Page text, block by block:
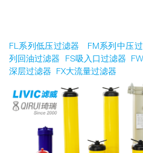
FL系列低压过滤器 FM系列中压
列回油过滤器 FS吸入口过滤器
深层过滤器 FX大流量过滤器